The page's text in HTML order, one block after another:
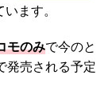
ます。
モのみで今のと
発売される予定